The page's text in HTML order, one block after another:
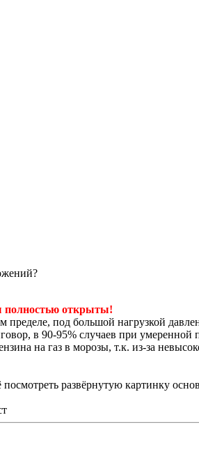
полностью открыты!
пределе, под большой нагрузкой
в 90-95% случаев при умеренной
на газ в морозы, т.к. из-за
посмотреть развёрнутую картинку